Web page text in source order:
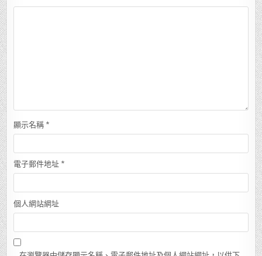
顯示名稱 *
電子郵件地址 *
個人網站網址